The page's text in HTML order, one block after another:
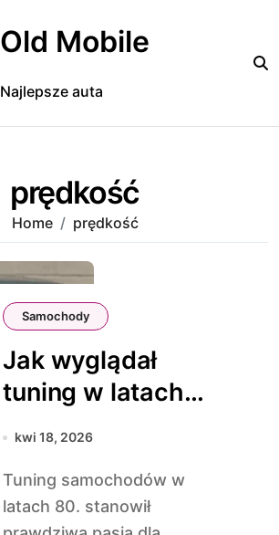
Old Mobile
Najlepsze auta
prędkość
Home prędkość
Samochody
Jak wyglądał
tuning w latach
80.
kwi 18, 2026
Tuning samochodów w
latach 80. stanowił